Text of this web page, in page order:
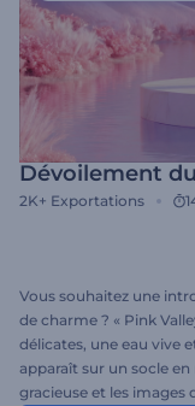
Dévoilement
2K+ Exportations
Vous souhaitez une
de charme ? « Pink
délicates, une eau vive
apparaît sur un socle en
gracieuse et les images